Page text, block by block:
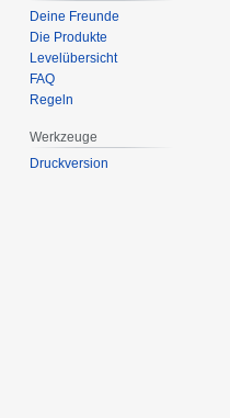
Deine Freunde
Die Produkte
Levelübersicht
FAQ
Regeln
Werkzeuge
Druckversion